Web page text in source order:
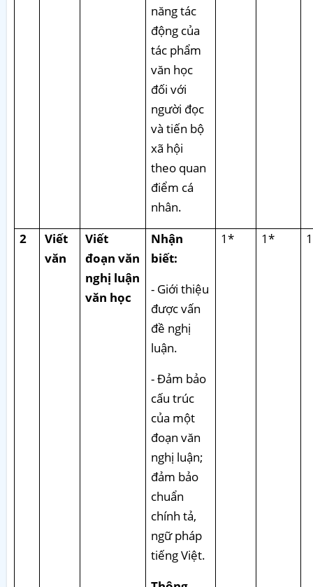
năng tác
động của
tác phẩm
văn học
đối với
người đọc
và tiến bộ
xã hội
theo quan
điểm cá
nhân.
2
Viết
văn
Viết
đoạn văn
nghị luận
văn học
Nhận
biết:
- Giới thiệu
được vấn
đề nghị
luận.
- Đảm bảo
cấu trúc
của một
đoạn văn
nghị luận;
đảm bảo
chuẩn
chính tả,
ngữ pháp
tiếng Việt.
1* 1*